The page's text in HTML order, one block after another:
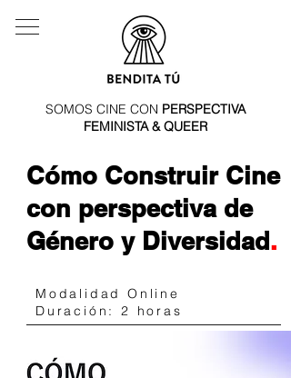
SOMOS CINE CON PERSPECTIVA
FEMINISTA & QUEER
Cómo Construir Cine
con perspectiva de
Género y Diversidad.
Modalidad Online
Duración: 2 horas